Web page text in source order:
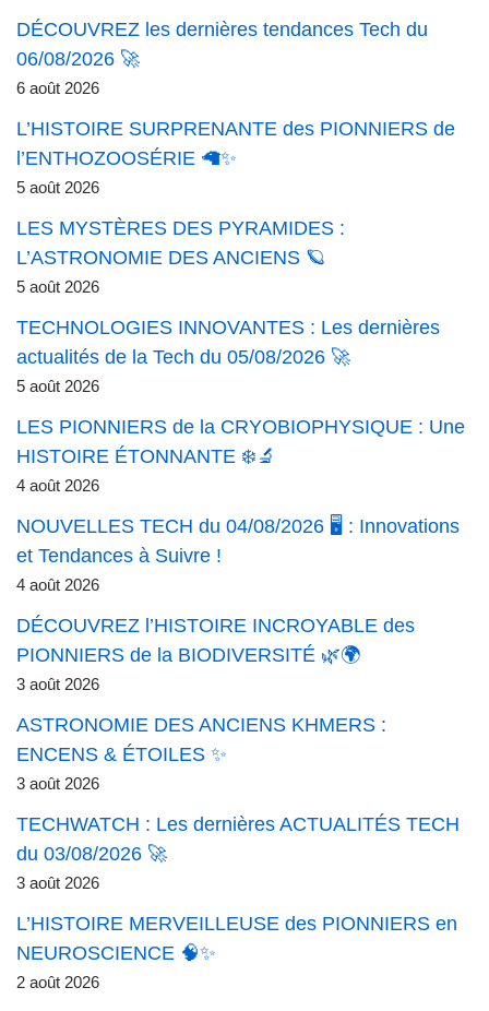
DÉCOUVREZ les dernières tendances Tech du
06/08/2026 🚀
6 août 2026
L’HISTOIRE SURPRENANTE des PIONNIERS de
l’ENTHOZOOSÉRIE 🦙✨
5 août 2026
LES MYSTÈRES DES PYRAMIDES :
L’ASTRONOMIE DES ANCIENS 🪐
5 août 2026
TECHNOLOGIES INNOVANTES : Les dernières
actualités de la Tech du 05/08/2026 🚀
5 août 2026
LES PIONNIERS de la CRYOBIOPHYSIQUE : Une
HISTOIRE ÉTONNANTE ❄️🔬
4 août 2026
NOUVELLES TECH du 04/08/2026 🖥️ : Innovations
et Tendances à Suivre !
4 août 2026
DÉCOUVREZ l’HISTOIRE INCROYABLE des
PIONNIERS de la BIODIVERSITÉ 🌿🌍
3 août 2026
ASTRONOMIE DES ANCIENS KHMERS :
ENCENS & ÉTOILES ✨
3 août 2026
TECHWATCH : Les dernières ACTUALITÉS TECH
du 03/08/2026 🚀
3 août 2026
L’HISTOIRE MERVEILLEUSE des PIONNIERS en
NEUROSCIENCE 🧠✨
2 août 2026